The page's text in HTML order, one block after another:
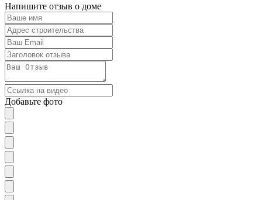
Напишите отзыв о доме
Добавьте фото